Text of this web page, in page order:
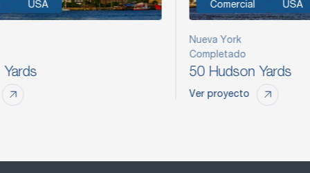
Comercial USA
30 Hudson Yards 50